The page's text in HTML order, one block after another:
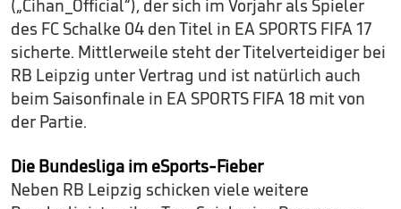
(„Cihan_Official“), der sich im Vorjahr als Spieler
des FC Schalke 04 den Titel in EA SPORTS FIFA 17
sicherte. Mittlerweile steht der Titelverteidiger bei
RB Leipzig unter Vertrag und ist natürlich auch
beim Saisonfinale in EA SPORTS FIFA 18 mit von
der Partie.
Die Bundesliga im eSports-Fieber
Neben RB Leipzig schicken viele weitere